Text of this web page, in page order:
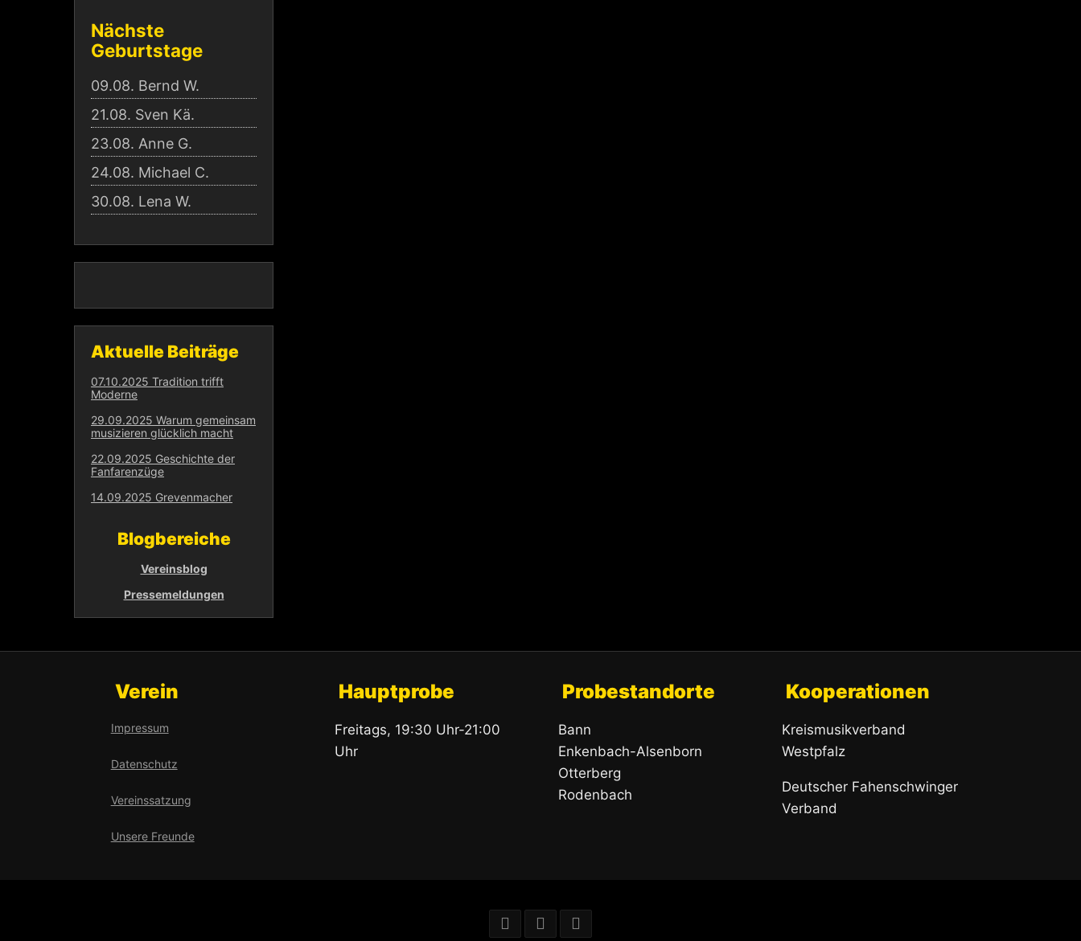
Nächste
Geburtstage
09.08. Bernd W.
21.08. Sven Kä.
23.08. Anne G.
24.08. Michael C.
30.08. Lena W.
Aktuelle Beiträge
07.10.2025 Tradition trifft
Moderne
29.09.2025 Warum gemeinsam
musizieren glücklich macht
22.09.2025 Geschichte der
Fanfarenzüge
14.09.2025 Grevenmacher
Blogbereiche
Vereinsblog
Pressemeldungen
Verein
Impressum
Datenschutz
Vereinssatzung
Unsere Freunde
Hauptprobe
Freitags, 19:30 Uhr-21:00
Uhr
Probestandorte
Bann
Enkenbach-Alsenborn
Otterberg
Rodenbach
Kooperationen
Kreismusikverband
Westpfalz
Deutscher Fahenschwinger
Verband